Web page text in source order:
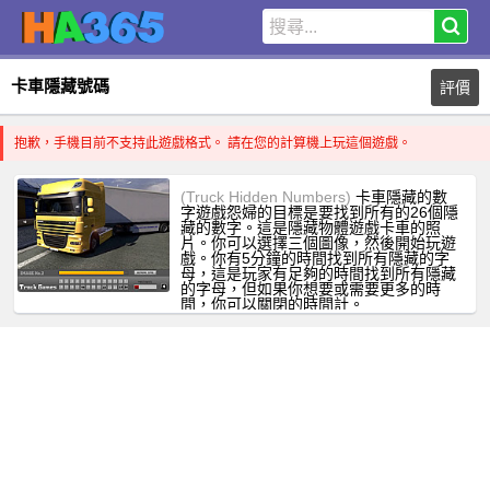
卡車隱藏號碼 評價
抱歉，手機目前不支持此遊戲格式。 請在您的計算機上玩這個遊戲。
(Truck Hidden Numbers) 卡車隱藏的數
字遊戲怨婦的目標是要找到所有的26個隱
藏的數字。這是隱藏物體遊戲卡車的照
片。你可以選擇三個圖像，然後開始玩遊
戲。你有5分鐘的時間找到所有隱藏的字
母，這是玩家有足夠的時間找到所有隱藏
的字母，但如果你想要或需要更多的時
間，你可以關閉的時間計。